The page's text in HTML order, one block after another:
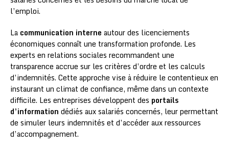
l’emploi.
La communication interne autour des licenciements
économiques connaît une transformation profonde. Les
experts en relations sociales recommandent une
transparence accrue sur les critères d’ordre et les calculs
d’indemnités. Cette approche vise à réduire le contentieux en
instaurant un climat de confiance, même dans un contexte
difficile. Les entreprises développent des portails
d’information dédiés aux salariés concernés, leur permettant
de simuler leurs indemnités et d’accéder aux ressources
d’accompagnement.